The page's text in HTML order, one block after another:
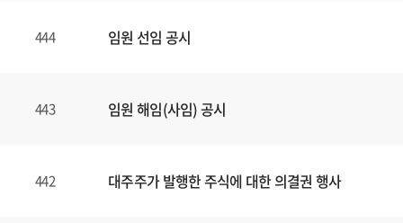
444 임원 선임 공시
443 임원 해임(사임) 공시
442 대주주가 발행한 주식에 대한 의결권 행사